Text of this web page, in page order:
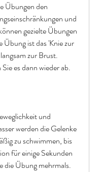
Übungen den
und
gezielte Übungen
ist das 'Knie zur
zur Brust.
es dann wieder ab.
und
werden die Gelenke
zu schwimmen, bis
für einige Sekunden
die Übung mehrmals.